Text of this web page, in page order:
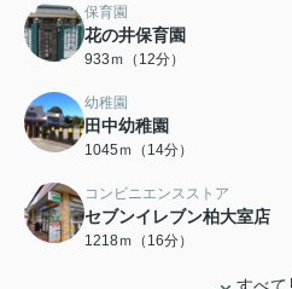
保育園
花の井保育園
933ｍ（12分）
幼稚園
田中幼稚園
1045ｍ（14分）
コンビニエンスストア
セブンイレブン柏大室店
1218ｍ（16分）